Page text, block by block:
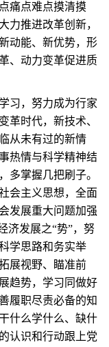
痛点难点摸清摸
力推进改革创新，
动能、新优势，形
、动力变革促进质
，努力成为行家
革时代，新技术、
从未有过的新情
热情与科学精神结
多掌握几把刷子。
会主义思想，全面
发展重大问题加强
济发展之“势”，努
学思路和务实举
展视野、瞄准前
趋势，学习同做好
履职尽责必备的知
什么学什么、缺什
认识和行动跟上党